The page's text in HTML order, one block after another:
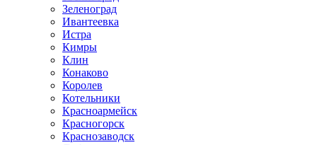
Зеленоград
Ивантеевка
Истра
Кимры
Клин
Конаково
Королев
Котельники
Красноармейск
Красногорск
Краснозаводск